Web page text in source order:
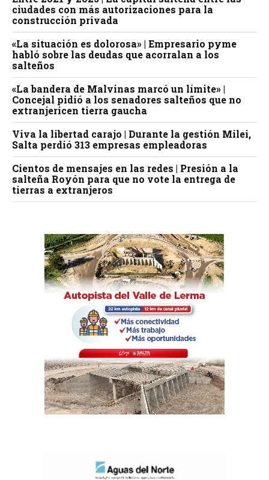
ciudades con más autorizaciones para la
construcción privada
«La situación es dolorosa» | Empresario pyme
habló sobre las deudas que acorralan a los
salteños
«La bandera de Malvinas marcó un límite» |
Concejal pidió a los senadores salteños que no
extranjericen tierra gaucha
Viva la libertad carajo | Durante la gestión Milei,
Salta perdió 313 empresas empleadoras
Cientos de mensajes en las redes | Presión a la
salteña Royón para que no vote la entrega de
tierras a extranjeros